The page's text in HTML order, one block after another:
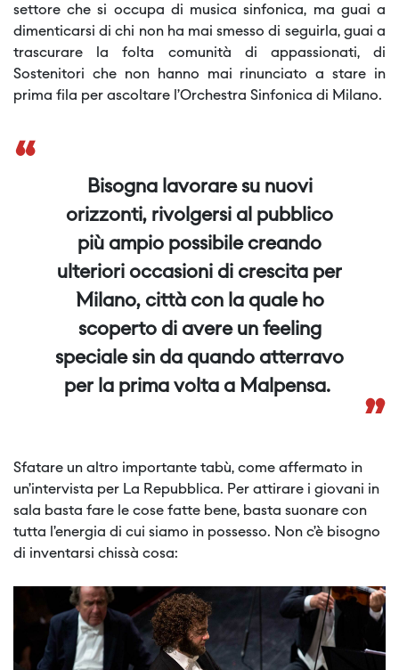
settore che si occupa di musica sinfonica, ma guai a
dimenticarsi di chi non ha mai smesso di seguirla, guai a
trascurare la folta comunità di appassionati, di
Sostenitori che non hanno mai rinunciato a stare in
prima fila per ascoltare l’Orchestra Sinfonica di Milano.
“
Bisogna lavorare su nuovi
orizzonti, rivolgersi al pubblico
più ampio possibile creando
ulteriori occasioni di crescita per
Milano, città con la quale ho
scoperto di avere un feeling
speciale sin da quando atterravo
per la prima volta a Malpensa.
”
Sfatare un altro importante tabù, come affermato in
un’intervista per La Repubblica. Per attirare i giovani in
sala basta fare le cose fatte bene, basta suonare con
tutta l’energia di cui siamo in possesso. Non c’è bisogno
di inventarsi chissà cosa: